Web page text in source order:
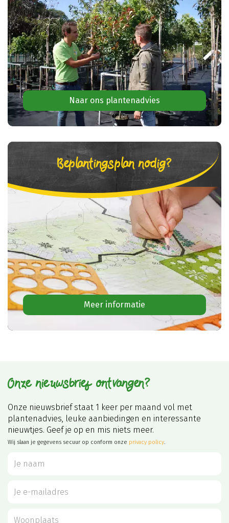
Naar ons plantenadvies
Beplantingsplan nodig?
Meer informatie
Onze nieuwsbrief ontvangen?
Onze nieuwsbrief staat 1 keer per maand vol met
plantenadvies, leuke aanbiedingen en interessante
nieuwtjes. Geef je op en mis niets meer.
Wij slaan je gegevens secuur op conform onze privacy policy.